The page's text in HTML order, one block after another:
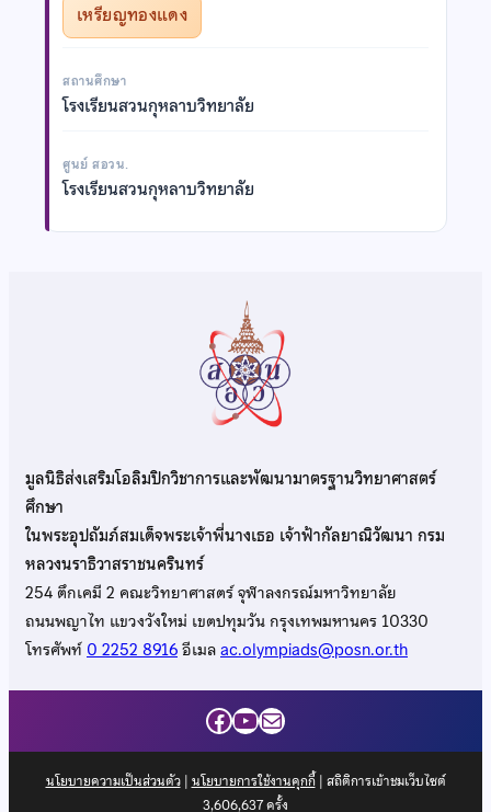
เหรียญทองแดง
สถานศึกษา
โรงเรียนสวนกุหลาบวิทยาลัย
ศูนย์ สอวน.
โรงเรียนสวนกุหลาบวิทยาลัย
มูลนิธิส่งเสริมโอลิมปิกวิชาการและพัฒนามาตรฐานวิทยาศาสตร์
ศึกษา
ในพระอุปถัมภ์สมเด็จพระเจ้าพี่นางเธอ เจ้าฟ้ากัลยาณิวัฒนา กรม
หลวงนราธิวาสราชนครินทร์
254 ตึกเคมี 2 คณะวิทยาศาสตร์ จุฬาลงกรณ์มหาวิทยาลัย
ถนนพญาไท แขวงวังใหม่ เขตปทุมวัน กรุงเทพมหานคร 10330
โทรศัพท์0 2252 8916อีเมลac.olympiads@posn.or.th
Facebook
YouTube
Mail
นโยบายความเป็นส่วนตัว| นโยบายการใช้งานคุกกี้| สถิติการเข้าชมเว็บไซต์
3,606,637ครั้ง